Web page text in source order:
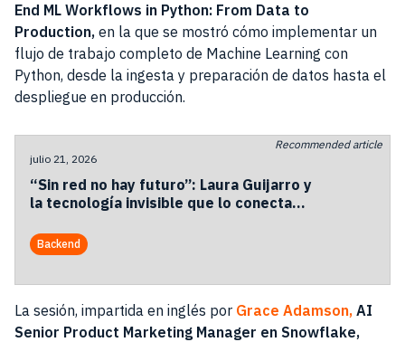
End ML Workflows in Python: From Data to
Production, en la que se mostró cómo implementar un
flujo de trabajo completo de Machine Learning con
Python, desde la ingesta y preparación de datos hasta el
despliegue en producción.
Recommended article
julio 21, 2026
“Sin red no hay futuro”: Laura Guijarro y
la tecnología invisible que lo conecta
Backend
La sesión, impartida en inglés por Grace Adamson, AI
Senior Product Marketing Manager en Snowflake,